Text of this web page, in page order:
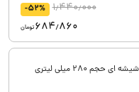
1٫440٫000 -52%
684٫860تومان
حجم 280 میلی لیتری